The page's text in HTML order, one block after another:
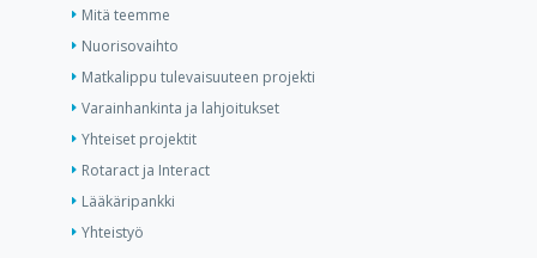
Mitä teemme
Nuorisovaihto
Matkalippu tulevaisuuteen projekti
Varainhankinta ja lahjoitukset
Yhteiset projektit
Rotaract ja Interact
Lääkäripankki
Yhteistyö